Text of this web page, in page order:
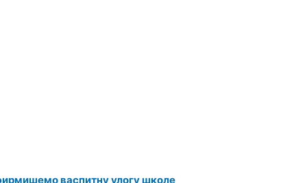
васпитну улогу школе